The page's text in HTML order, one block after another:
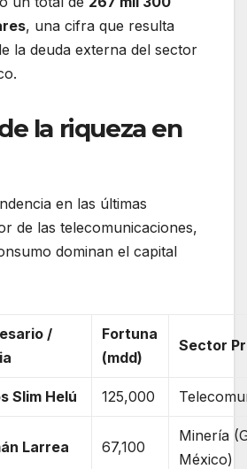
, una cifra que resulta
la deuda externa del sector
la riqueza en
en las últimas
de las telecomunicaciones,
dominan el capital
/
Fortuna
(mdd)
Sector
Slim Helú 125,000
Larrea 67,100
Minería
México)